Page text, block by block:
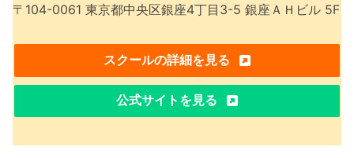
〒104-0061 東京都中央区銀座4丁目3-5 銀座ＡＨビル 5F
スクールの詳細を見る
公式サイトを見る